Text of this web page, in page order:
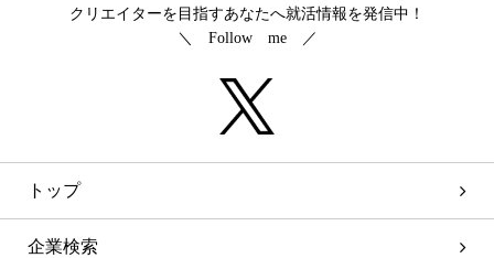
クリエイターを目指すあなたへ就活情報を発信中！
＼ Follow me ／
トップ
企業検索